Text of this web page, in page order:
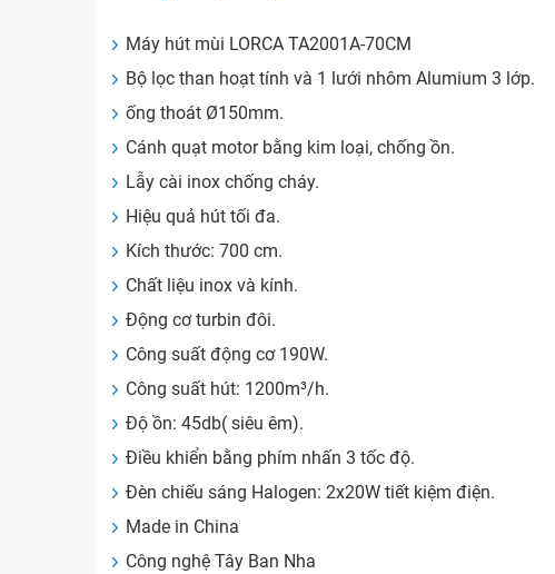
Máy hút mùi LORCA TA2001A-70CM
Bộ lọc than hoạt tính và 1 lưới nhôm Alumium 3 lớp.
ống thoát Ø150mm.
Cánh quạt motor bằng kim loại, chống ồn.
Lẫy cài inox chống cháy.
Hiệu quả hút tối đa.
Kích thước: 700 cm.
Chất liệu inox và kính.
Động cơ turbin đôi.
Công suất động cơ 190W.
Công suất hút: 1200m³/h.
Độ ồn: 45db( siêu êm).
Điều khiển bằng phím nhấn 3 tốc độ.
Đèn chiếu sáng Halogen: 2x20W tiết kiệm điện.
Made in China
Công nghệ Tây Ban Nha